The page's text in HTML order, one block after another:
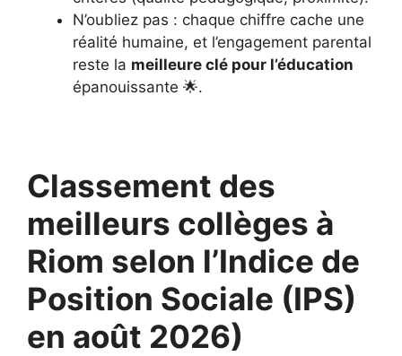
N’oubliez pas : chaque chiffre cache une
réalité humaine, et l’engagement parental
reste la meilleure clé pour l’éducation
épanouissante 🌟.
Classement des
meilleurs collèges à
Riom selon l’Indice de
Position Sociale (IPS)
en août 2026)